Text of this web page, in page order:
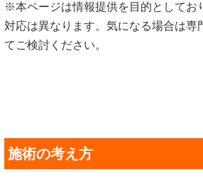
※本ページは情報提供を目的としてお
対応は異なります。気になる場合は専
てご検討ください。
施術の考え方